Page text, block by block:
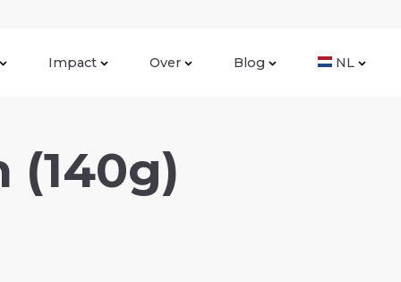
Impact Over Blog NL
(140g)